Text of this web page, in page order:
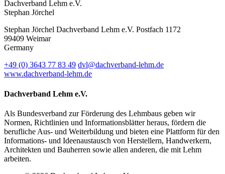
Dachverband Lehm e.V.
Stephan Jörchel
Stephan Jörchel Dachverband Lehm e.V. Postfach 1172
99409 Weimar
Germany
+49 (0) 3643 77 83 49 dvl@dachverband-lehm.de
www.dachverband-lehm.de
Dachverband Lehm e.V.
Als Bundesverband zur Förderung des Lehmbaus geben wir
Normen, Richtlinien und Informationsblätter heraus, fördern die
berufliche Aus- und Weiterbildung und bieten eine Plattform für den
Informations- und Ideenaustausch von Herstellern, Handwerkern,
Architekten und Bauherren sowie allen anderen, die mit Lehm
arbeiten.